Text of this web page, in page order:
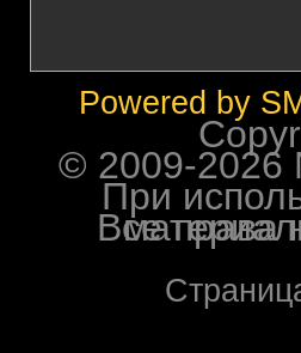
Powered by
Все права на